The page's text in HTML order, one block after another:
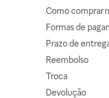
Como comprar
Formas de
Prazo de
Reembolso
Troca
Devolução